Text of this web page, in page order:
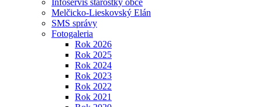
Infoservis starostky obce
Melčicko-Lieskovský Elán
SMS správy
Fotogaleria
Rok 2026
Rok 2025
Rok 2024
Rok 2023
Rok 2022
Rok 2021